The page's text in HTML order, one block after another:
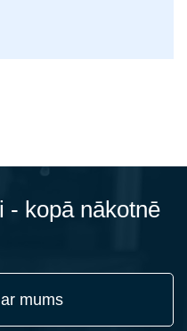
- kopā nākotnē
mums